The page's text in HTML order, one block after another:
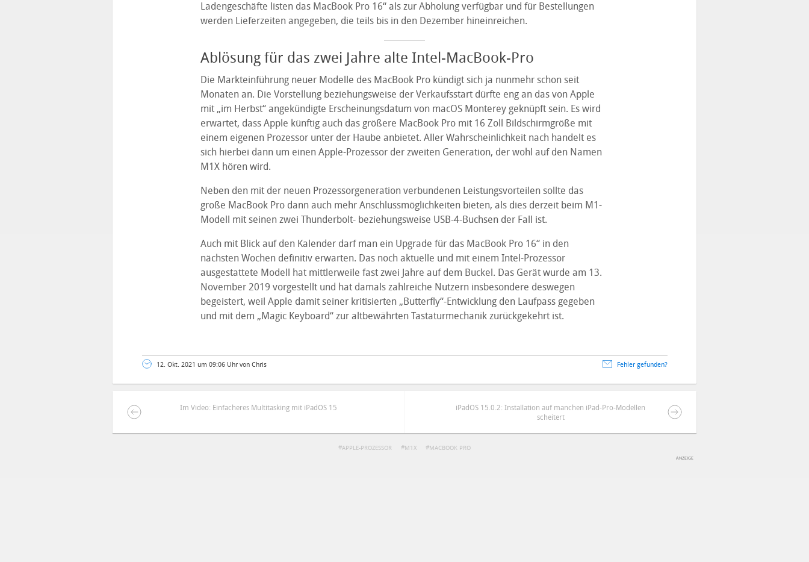
Ladengeschäfte listen das MacBook Pro 16“ als zur Abholung verfügbar und für Bestellungen
werden Lieferzeiten angegeben, die teils bis in den Dezember hineinreichen.
Ablösung für das zwei Jahre alte Intel-MacBook-Pro
Die Markteinführung neuer Modelle des MacBook Pro kündigt sich ja nunmehr schon seit
Monaten an. Die Vorstellung beziehungsweise der Verkaufsstart dürfte eng an das von Apple
mit „im Herbst“ angekündigte Erscheinungsdatum von macOS Monterey geknüpft sein. Es wird
erwartet, dass Apple künftig auch das größere MacBook Pro mit 16 Zoll Bildschirmgröße mit
einem eigenen Prozessor unter der Haube anbietet. Aller Wahrscheinlichkeit nach handelt es
sich hierbei dann um einen Apple-Prozessor der zweiten Generation, der wohl auf den Namen
M1X hören wird.
Neben den mit der neuen Prozessorgeneration verbundenen Leistungsvorteilen sollte das
große MacBook Pro dann auch mehr Anschlussmöglichkeiten bieten, als dies derzeit beim M1-
Modell mit seinen zwei Thunderbolt- beziehungsweise USB-4-Buchsen der Fall ist.
Auch mit Blick auf den Kalender darf man ein Upgrade für das MacBook Pro 16“ in den
nächsten Wochen definitiv erwarten. Das noch aktuelle und mit einem Intel-Prozessor
ausgestattete Modell hat mittlerweile fast zwei Jahre auf dem Buckel. Das Gerät wurde am 13.
November 2019 vorgestellt und hat damals zahlreiche Nutzern insbesondere deswegen
begeistert, weil Apple damit seiner kritisierten „Butterfly“-Entwicklung den Laufpass gegeben
und mit dem „Magic Keyboard“ zur altbewährten Tastaturmechanik zurückgekehrt ist.
12. Okt. 2021 um 09:06 Uhr von Chris Fehler gefunden?
Im Video: Einfacheres Multitasking mit iPadOS 15
iPadOS 15.0.2: Installation auf manchen iPad-Pro-Modellen
scheitert
APPLE-PROZESSOR M1X MACBOOK PRO